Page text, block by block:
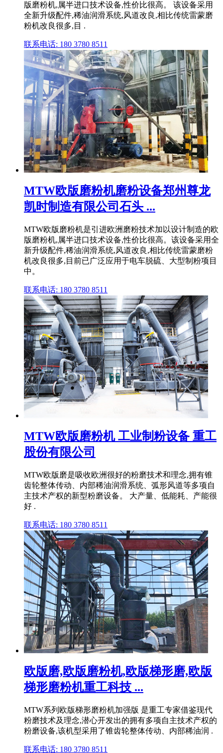
版磨粉机,属半进口技术设备,性价比很高。 该设备采用
全新升级配件,稀油润滑系统,风道改良,相比传统雷蒙磨
粉机改良很多,目 .
联系电话: 180 3780 8511
MTW欧版磨粉机磨粉设备郑州尊龙
凯时制造有限公司石头 ...
MTW欧版磨粉机是引进欧洲磨粉技术加以设计制造的欧
版磨粉机,属半进口技术设备,性价比很高。该设备采用全
新升级配件,稀油润滑系统,风道改良,相比传统雷蒙磨粉
机改良很多,目前已广泛应用于电车脱硫、大型制粉项目
中。
联系电话: 180 3780 8511
MTW欧版磨粉机 工业制粉设备 重工
股份有限公司
MTW欧版磨是吸收欧洲很好的粉磨技术和理念,拥有锥
齿轮整体传动、内部稀油润滑系统、弧形风道等多项自
主技术产权的新型粉磨设备。 大产量、低能耗、产能很
好 .
联系电话: 180 3780 8511
欧版磨,欧版磨粉机,欧版梯形磨,欧版
梯形磨粉机重工科技 ...
MTW系列欧版梯形磨粉机加强版 是重工专家借鉴现代
粉磨技术及理念,潜心开发出的拥有多项自主技术产权的
粉磨设备,该机型采用了锥齿轮整体传动、内部稀油润 .
联系电话: 180 3780 8511